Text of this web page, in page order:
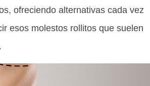
ofreciendo alternativas cada vez
esos molestos rollitos que suelen